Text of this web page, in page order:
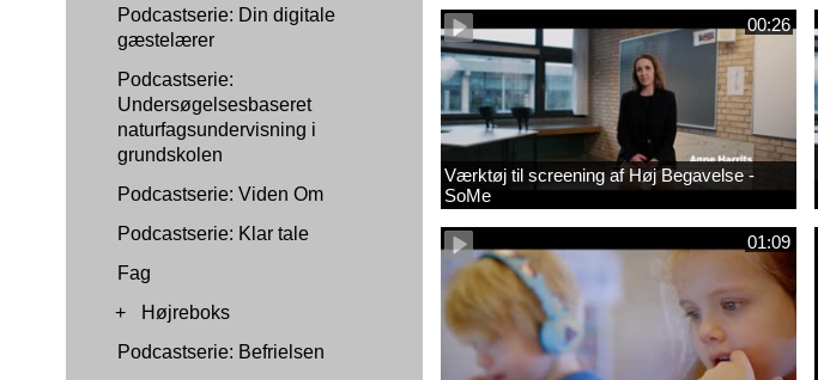
Podcastserie: Din digitale
gæstelærer
Podcastserie:
Undersøgelsesbaseret
naturfagsundervisning i
grundskolen
Podcastserie: Viden Om
Podcastserie: Klar tale
Fag
+
Højreboks
Podcastserie: Befrielsen
00:26
Værktøj til screening af Høj Begavelse -
SoMe
01:09